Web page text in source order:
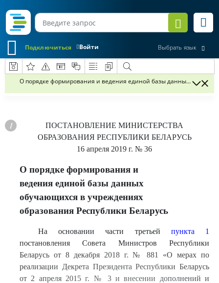
Войти
Подключиться Выбрать язык
О порядке формирования и ведения единой базы данных
ПОСТАНОВЛЕНИЕ МИНИСТЕРСТВА
ОБРАЗОВАНИЯ РЕСПУБЛИКИ БЕЛАРУСЬ
16 апреля 2019 г. № 36
О порядке формирования и
ведения единой базы данных
обучающихся в учреждениях
образования Республики Беларусь
На основании части третьей пункта 1
постановления Совета Министров Республики
Беларусь от 8 декабря 2018 г. № 881 «О мерах по
реализации Декрета Президента Республики Беларусь
от 2 апреля 2015 г. № 3 и внесении дополнений и